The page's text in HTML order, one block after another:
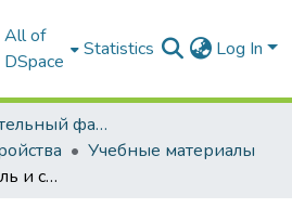
All of
DSpace
Statistics Log In
Землеустроительный факультет
Учебные материалы
Организация земель и севооборотов : учеб.-метод. пособие